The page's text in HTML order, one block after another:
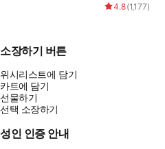
4.8(1,177)
소장하기 버튼
위시리스트에 담기
카트에 담기
선물하기
선택 소장하기
성인 인증 안내